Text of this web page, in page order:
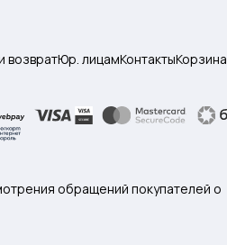
возвратЮр. лицамКонтактыКорзина
обращений покупателей о